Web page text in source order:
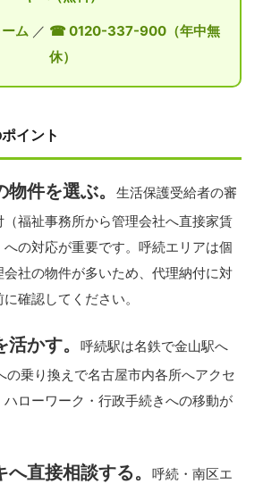
ム ／ ☎ 0120-337-900（年中無
休）
イント
物件を選ぶ。生活保護受給者の審
福祉事務所から管理会社へ直接家賃
の対応が重要です。呼続エリアは個
会社の物件が多いため、代理納付に対
確認してください。
活かす。呼続駅は名鉄で金山駅へ
の乗り換えで名古屋市内各所へアクセ
ハローワーク・行政手続きへの移動が
へ直接相談する。呼続・南区エ